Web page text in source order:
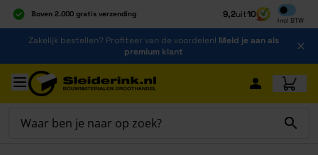
Boven 2.000 gratis verzending
Al 40 jaar dé specialist
Alles onder één dak
9,2uit10
Incl BTW
Inclusief
Ga naar de inhoud
Zakelijk bestellen? Profiteer van de voordelen! Meld je aan als
premium klant
Ga naar hoofdinhoud